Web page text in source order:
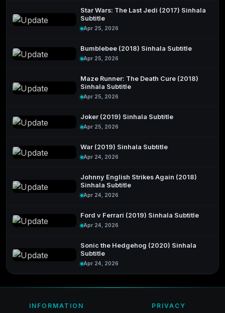
Star Wars: The Last Jedi (2017) Sinhala
Subtitle
Apr 25, 2026
Bumblebee (2018) Sinhala Subtitle
Apr 25, 2026
Maze Runner: The Death Cure (2018)
Sinhala Subtitle
Apr 25, 2026
Joker (2019) Sinhala Subtitle
Apr 25, 2026
War (2019) Sinhala Subtitle
Apr 24, 2026
Johnny English Strikes Again (2018)
Sinhala Subtitle
Apr 24, 2026
Ford v Ferrari (2019) Sinhala Subtitle
Apr 24, 2026
Sonic the Hedgehog (2020) Sinhala
Subtitle
Apr 24, 2026
INFORMATION PRIVACY